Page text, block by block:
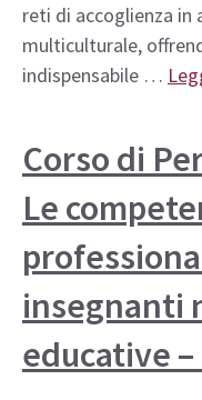
reti di accoglienza
multiculturale,
indispensabile …
Corso di
Le
insegnanti
educative –